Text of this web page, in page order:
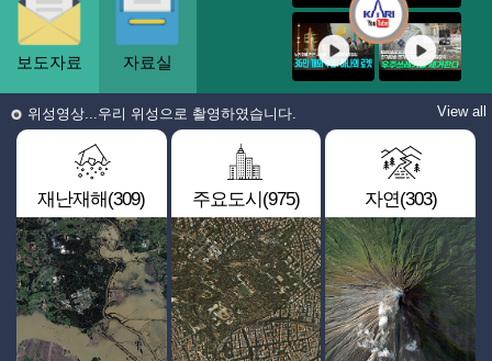
보도자료 자료실
위성영상...우리 위성으로 촬영하였습니다. View all
재난재해(309) 주요도시(975) 자연(303)